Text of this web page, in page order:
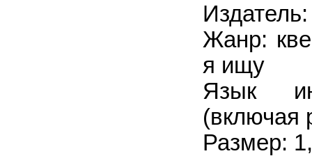
Жанр:
я ищу
Язык
(включая
Размер: